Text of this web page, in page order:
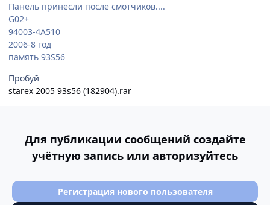
Панель принесли после смотчиков....
G02+
94003-4A510
2006-8 год
память 93S56
Пробуй
starex 2005 93s56 (182904).rar
Для публикации сообщений создайте
учётную запись или авторизуйтесь
Регистрация нового пользователя